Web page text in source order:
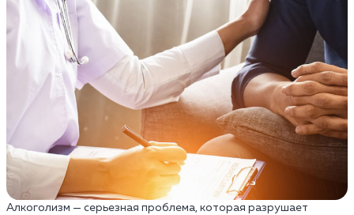
Алкоголизм — серьезная проблема, которая разрушает